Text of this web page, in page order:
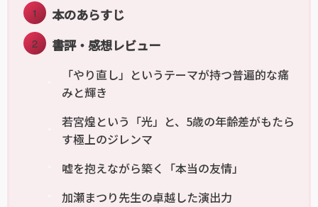
本のあらすじ
書評・感想レビュー
「やり直し」というテーマが持つ普遍的な痛
みと輝き
若宮煌という「光」と、5歳の年齢差がもたら
す極上のジレンマ
嘘を抱えながら築く「本当の友情」
加瀬まつり先生の卓越した演出力